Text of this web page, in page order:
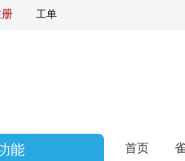
工单
能 首页